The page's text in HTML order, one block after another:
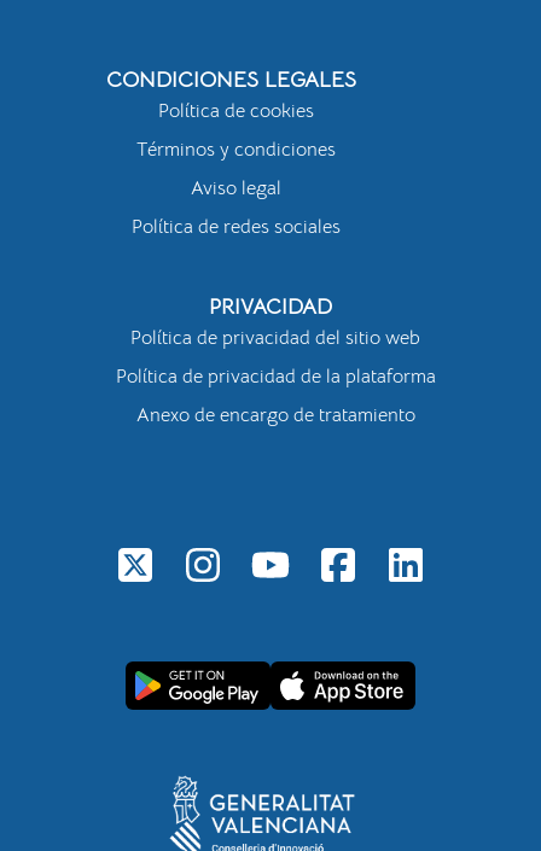
CONDICIONES LEGALES
Política de cookies
Términos y condiciones
Aviso legal
Política de redes sociales
PRIVACIDAD
Política de privacidad del sitio web
Política de privacidad de la plataforma
Anexo de encargo de tratamiento